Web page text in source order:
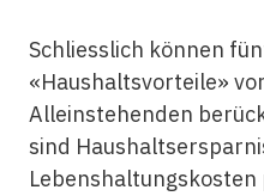
Schliesslich können
«Haushaltsvorteile»
Alleinstehenden
sind